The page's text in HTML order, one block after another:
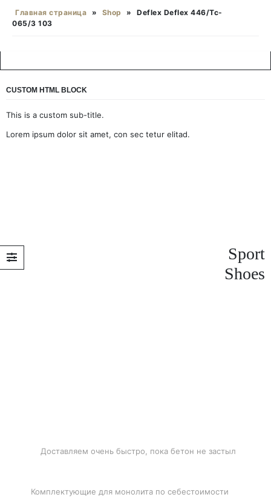
Главная страница » Shop »
Deflex Deflex 446/Tc-
065/3 103
CUSTOM HTML BLOCK
This is a custom sub-title.
Lorem ipsum dolor sit amet, con sec tetur elitad.
Sport
Shoes
Доставляем очень быстро, пока бетон не застыл
Комплектующие для монолита по себестоимости